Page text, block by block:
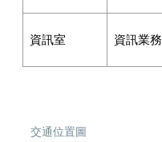
資訊室 資訊業務
交通位置圖